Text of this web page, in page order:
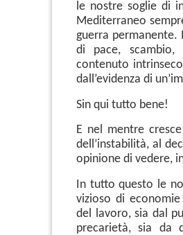
le nostre soglie di
Mediterraneo
guerra permanente.
di pace, scambio,
contenuto
dall’evidenza di
Sin qui tutto bene!
E nel mentre
dell’instabilità, al
opinione di vedere,
In tutto questo le
vizioso di
del lavoro, sia dal
precarietà, sia da